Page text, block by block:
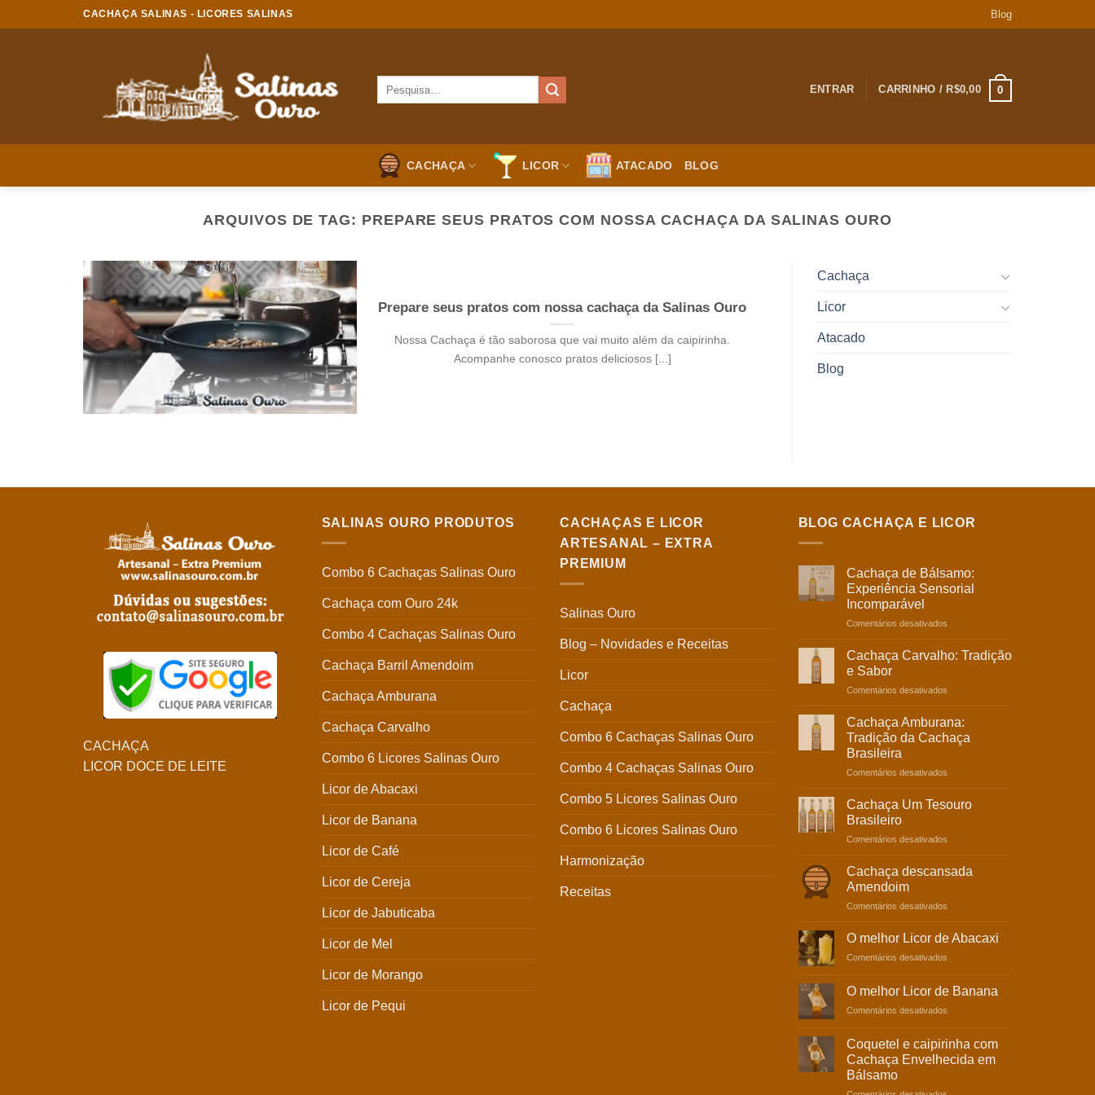
to
CACHAÇA SALINAS - LICORES SALINAS Blog
ENTRAR CARRINHO / R$0,00 0
CACHAÇA LICOR ATACADO BLOG
ARQUIVOS DE TAG: PREPARE SEUS PRATOS COM NOSSA CACHAÇA DA SALINAS OURO
Prepare seus pratos com nossa cachaça da Salinas Ouro
Nossa Cachaça é tão saborosa que vai muito além da caipirinha.
Acompanhe conosco pratos deliciosos [...]
Cachaça
Licor
Atacado
Blog
CACHAÇA
LICOR DOCE DE LEITE
SALINAS OURO PRODUTOS
Combo 6 Cachaças Salinas Ouro
Cachaça com Ouro 24k
Combo 4 Cachaças Salinas Ouro
Cachaça Barril Amendoim
Cachaça Amburana
Cachaça Carvalho
Combo 6 Licores Salinas Ouro
Licor de Abacaxi
Licor de Banana
Licor de Café
Licor de Cereja
Licor de Jabuticaba
Licor de Mel
Licor de Morango
Licor de Pequi
CACHAÇAS E LICOR
ARTESANAL – EXTRA
PREMIUM
Salinas Ouro
Blog – Novidades e Receitas
Licor
Cachaça
Combo 6 Cachaças Salinas Ouro
Combo 4 Cachaças Salinas Ouro
Combo 5 Licores Salinas Ouro
Combo 6 Licores Salinas Ouro
Harmonização
Receitas
BLOG CACHAÇA E LICOR
Cachaça de Bálsamo:
Experiência Sensorial
Incomparável
Comentários desativadosem
Sensorial
Cachaça Carvalho: Tradição
e Sabor
Comentários desativadosem
e
Cachaça Amburana:
Tradição da Cachaça
Brasileira
Comentários desativadosem
Cachaça
Cachaça Um Tesouro
Brasileiro
Comentários desativadosem
Cachaça descansada
Amendoim
Comentários desativadosem
descansada
O melhor Licor de Abacaxi
Comentários desativadosem
melhor
Licor
de
O melhor Licor de Banana
Comentários desativadosem
melhor
Licor
de
Coquetel e caipirinha com
Cachaça Envelhecida em
Bálsamo